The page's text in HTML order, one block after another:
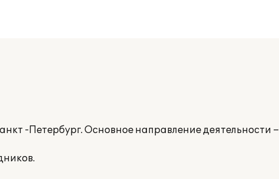
-Петербург. Основное направление деятельности –